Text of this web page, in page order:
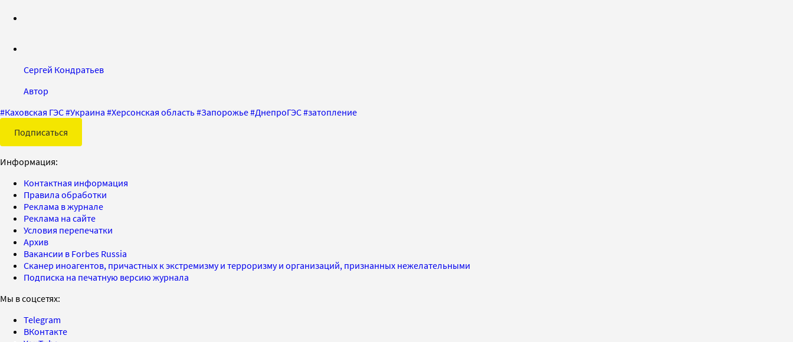
Сергей Кондратьев
Автор
#Каховская ГЭС#Украина #Херсонская область#Запорожье#ДнепроГЭС#затопление
Подписаться
Информация:
Контактная информация
Правила обработки
Реклама в журнале
Реклама на сайте
Условия перепечатки
Архив
Вакансии в Forbes Russia
Сканер иноагентов, причастных к экстремизму и терроризму и организаций, признанных нежелательными
Подписка на печатную версию журнала
Мы в соцсетях:
Telegram
ВКонтакте